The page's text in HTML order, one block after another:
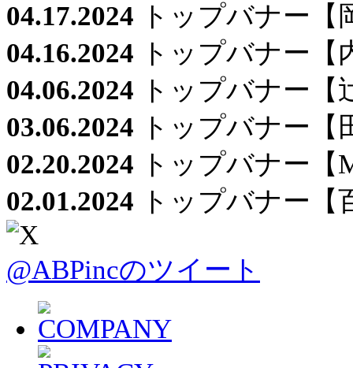
04.17.2024 トップバナー【
04.16.2024 トップバナー【
04.06.2024 トップバナー【
03.06.2024 トップバナー【
02.20.2024 トップバナー【
02.01.2024 トップバナー【
@ABPincのツイート